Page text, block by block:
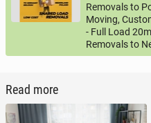
Removals to
Moving,
- Full Load
Removals to
Read more